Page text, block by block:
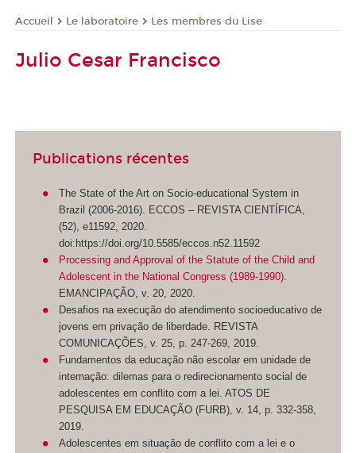
Accueil Le laboratoire Les membres du Lise
Julio Cesar Francisco
Publications récentes
The State of the Art on Socio-educational System in
Brazil (2006-2016). ECCOS – REVISTA CIENTÍFICA,
(52), e11592, 2020.
doi:https://doi.org/10.5585/eccos.n52.11592
Processing and Approval of the Statute of the Child and
Adolescent in the National Congress (1989‑1990).
EMANCIPAÇÃO, v. 20, 2020.
Desafios na execução do atendimento socioeducativo de
jovens em privação de liberdade. REVISTA
COMUNICAÇÕES, v. 25, p. 247-269, 2019.
Fundamentos da educação não escolar em unidade de
internação: dilemas para o redirecionamento social de
adolescentes em conflito com a lei. ATOS DE
PESQUISA EM EDUCAÇÃO (FURB), v. 14, p. 332-358,
2019.
Adolescentes em situação de conflito com a lei e o